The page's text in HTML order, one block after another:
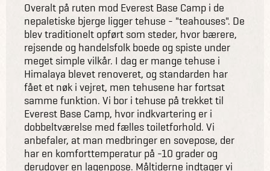
Overalt på ruten mod Everest Base Camp i de
nepaletiske bjerge ligger tehuse - "teahouses". De
blev traditionelt opført som steder, hvor bærere,
rejsende og handelsfolk boede og spiste under
meget simple vilkår. I dag er mange tehuse i
Himalaya blevet renoveret, og standarden har
fået et nøk i vejret, men tehusene har fortsat
samme funktion. Vi bor i tehuse på trekket til
Everest Base Camp, hvor indkvartering er i
dobbeltværelse med fælles toiletforhold. Vi
anbefaler, at man medbringer en sovepose, der
har en komforttemperatur på -10 grader og
derudover en lagenpose. Måltiderne indtager vi